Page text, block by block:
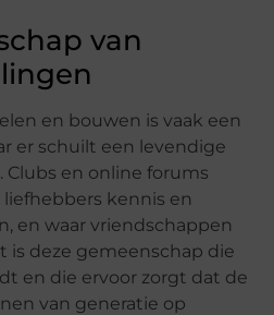
van
en bouwen is vaak een
er schuilt een levendige
en online forums
kennis en
en waar vriendschappen
is deze gemeenschap die
en die ervoor zorgt dat de
van generatie op